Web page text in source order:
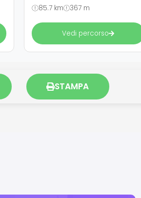
85.7 km 367 m
Vedi percorso
STAMPA